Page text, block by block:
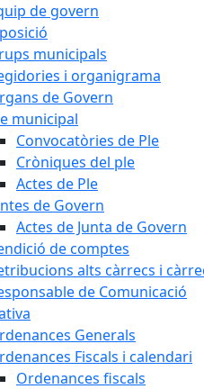
de govern
municipals
i organigrama
de Govern
municipal
Convocatòries de Ple
Cròniques del ple
Actes de Ple
de Govern
Actes de Junta de Govern
de comptes
alts càrrecs i
de Comunicació
Generals
Fiscals i calendari
Ordenances fiscals